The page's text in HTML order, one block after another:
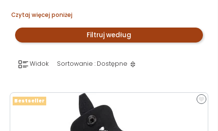
Czytaj więcej poniżej
Filtruj według
Widok Sortowanie : Dostępne
Bestseller